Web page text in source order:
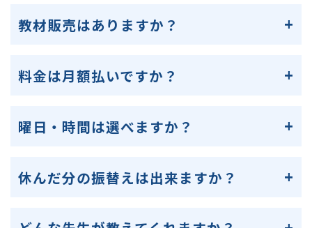
教材販売はありますか？
料金は月額払いですか？
曜日・時間は選べますか？
休んだ分の振替えは出来ますか？